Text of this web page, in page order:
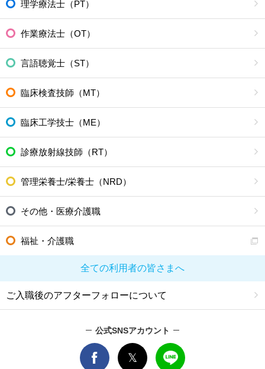
理学療法士（PT）
作業療法士（OT）
言語聴覚士（ST）
臨床検査技師（MT）
臨床工学技士（ME）
診療放射線技師（RT）
管理栄養士/栄養士（NRD）
その他・医療介護職
福祉・介護職
全ての利用者の皆さまへ
ご入職後のアフターフォローについて
公式SNSアカウント